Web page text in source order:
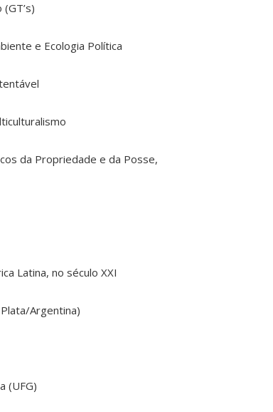
e Ecologia Política
da Propriedade e da Posse,
Latina, no século XXI
Argentina)
(UFG)